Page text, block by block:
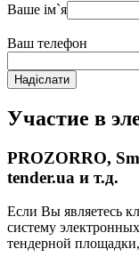
Ваше ім`я
Ваш телефон
Участие в
PROZORRO,
tender.ua и т.д.
Если Вы являетесь
систему
тендерной